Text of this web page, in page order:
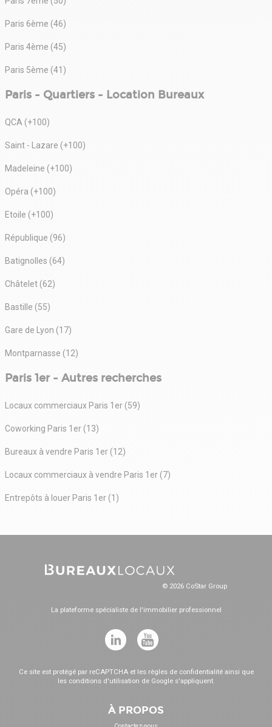
Paris 6ème (46)
Paris 4ème (45)
Paris 5ème (41)
Paris - Quartiers - Location Bureaux
QCA (+100)
Saint - Lazare (+100)
Madeleine (+100)
Opéra (+100)
Etoile (+100)
République (96)
Batignolles (64)
Châtelet (62)
Bastille (55)
Gare de Lyon (17)
Montparnasse (12)
Paris 1er - Autres recherches
Locaux commerciaux Paris 1er (59)
Coworking Paris 1er (13)
Bureaux à vendre Paris 1er (12)
Locaux commerciaux à vendre Paris 1er (7)
Entrepôts à louer Paris 1er (1)
© 2026 CoStar Group
La plateforme spécialiste de l'immobilier professionnel
Ce site est protégé par reCAPTCHA et les règles de confidentialitéainsi que
les conditions d'utilisation de Google s'appliquent.
À PROPOS